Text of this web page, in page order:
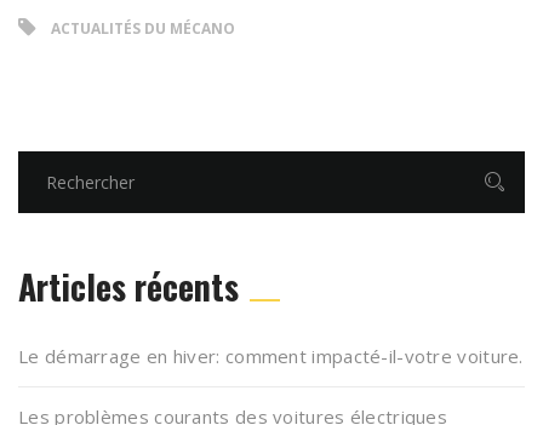
ACTUALITÉS DU MÉCANO
Articles récents
Le démarrage en hiver: comment impacté-il-votre voiture.
Les problèmes courants des voitures électriques